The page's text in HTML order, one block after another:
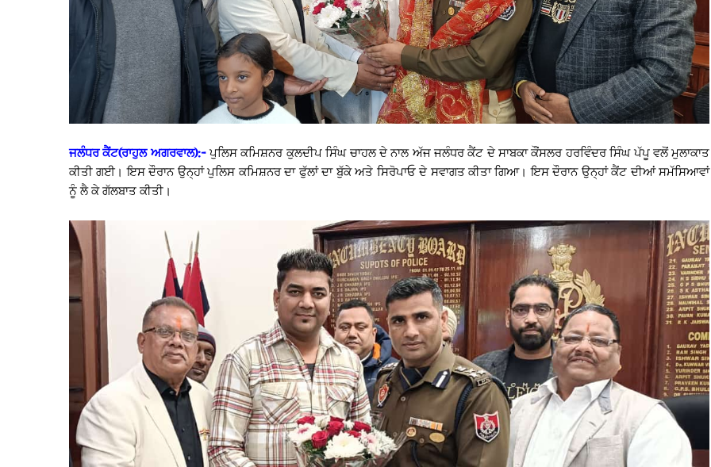
ਜਲੰਧਰ ਕੈਂਟ(ਰਾਹੁਲ ਅਗਰਵਾਲ):-ਪੁਲਿਸ ਕਮਿਸ਼ਨਰ ਕੁਲਦੀਪ ਸਿੰਘ ਚਾਹਲ ਦੇ ਨਾਲ ਅੱਜ ਜਲੰਧਰ ਕੈਂਟ ਦੇ ਸਾਬਕਾ ਕੌਂਸਲਰ ਹਰਵਿੰਦਰ ਸਿੰਘ ਪੱਪੂ ਵਲੋਂ ਮੁਲਾਕਾਤ
ਕੀਤੀ ਗਈ। ਇਸ ਦੌਰਾਨ ਉਨ੍ਹਾਂ ਪੁਲਿਸ ਕਮਿਸ਼ਨਰ ਦਾ ਫੁੱਲਾਂ ਦਾ ਬੁੱਕੇ ਅਤੇ ਸਿਰੋਪਾਓ ਦੇ ਸਵਾਗਤ ਕੀਤਾ ਗਿਆ। ਇਸ ਦੌਰਾਨ ਉਨ੍ਹਾਂ ਕੈਂਟ ਦੀਆਂ ਸਮੱਸਿਆਵਾਂ
ਨੂੰ ਲੈ ਕੇ ਗੱਲਬਾਤ ਕੀਤੀ।